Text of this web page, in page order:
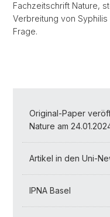
Fachzeitschrift Nature,
Verbreitung von
Frage.
Original-Paper
Nature am
Artikel in den Uni-
IPNA Basel